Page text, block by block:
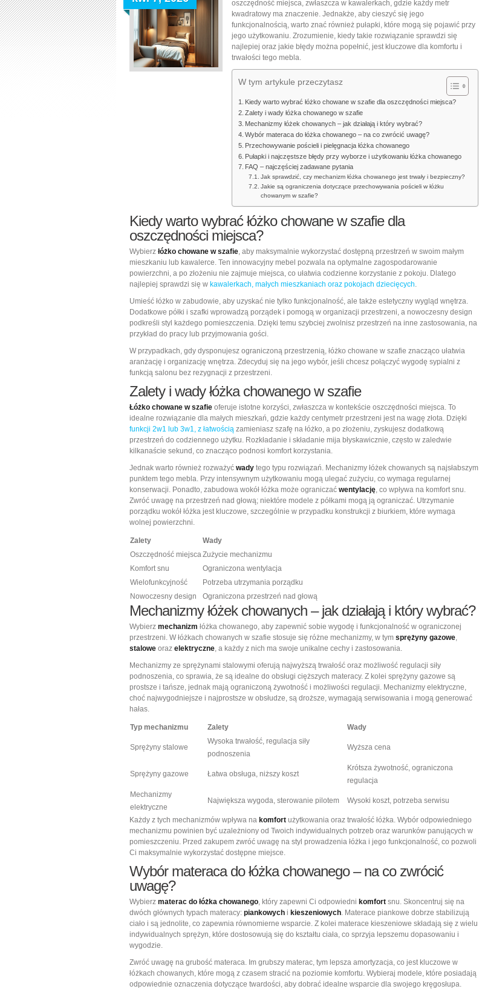
–
kiedy
warto
na
miejsca
jakie
pułapki
warto
oszczędność miejsca, zwłaszcza w kawalerkach, gdzie każdy metr
kwadratowy ma znaczenie. Jednakże, aby cieszyć się jego
funkcjonalnością, warto znać również pułapki, które mogą się pojawić przy
jego użytkowaniu. Zrozumienie, kiedy takie rozwiązanie sprawdzi się
najlepiej oraz jakie błędy można popełnić, jest kluczowe dla komfortu i
trwałości tego mebla.
W tym artykule przeczytasz
Kiedy warto wybrać łóżko chowane w szafie dla oszczędności miejsca?
Zalety i wady łóżka chowanego w szafie
Mechanizmy łóżek chowanych – jak działają i który wybrać?
Wybór materaca do łóżka chowanego – na co zwrócić uwagę?
Przechowywanie pościeli i pielęgnacja łóżka chowanego
Pułapki i najczęstsze błędy przy wyborze i użytkowaniu łóżka chowanego
FAQ – najczęściej zadawane pytania
Jak sprawdzić, czy mechanizm łóżka chowanego jest trwały i bezpieczny?
Jakie są ograniczenia dotyczące przechowywania pościeli w łóżku
chowanym w szafie?
Kiedy warto wybrać łóżko chowane w szafie dla
oszczędności miejsca?
Wybierz łóżko chowane w szafie, aby maksymalnie wykorzystać dostępną przestrzeń w swoim małym
mieszkaniu lub kawalerce. Ten innowacyjny mebel pozwala na optymalne zagospodarowanie
powierzchni, a po złożeniu nie zajmuje miejsca, co ułatwia codzienne korzystanie z pokoju. Dlatego
najlepiej sprawdzi się w kawalerkach, małych mieszkaniach oraz pokojach dziecięcych.
Umieść łóżko w zabudowie, aby uzyskać nie tylko funkcjonalność, ale także estetyczny wygląd wnętrza.
Dodatkowe półki i szafki wprowadzą porządek i pomogą w organizacji przestrzeni, a nowoczesny design
podkreśli styl każdego pomieszczenia. Dzięki temu szybciej zwolnisz przestrzeń na inne zastosowania, na
przykład do pracy lub przyjmowania gości.
W przypadkach, gdy dysponujesz ograniczoną przestrzenią, łóżko chowane w szafie znacząco ułatwia
aranżację i organizację wnętrza. Zdecyduj się na jego wybór, jeśli chcesz połączyć wygodę sypialni z
funkcją salonu bez rezygnacji z przestrzeni.
Zalety i wady łóżka chowanego w szafie
Łóżko chowane w szafie oferuje istotne korzyści, zwłaszcza w kontekście oszczędności miejsca. To
idealne rozwiązanie dla małych mieszkań, gdzie każdy centymetr przestrzeni jest na wagę złota. Dzięki
funkcji 2w1 lub 3w1, z łatwością zamieniasz szafę na łóżko, a po złożeniu, zyskujesz dodatkową
przestrzeń do codziennego użytku. Rozkładanie i składanie mija błyskawicznie, często w zaledwie
kilkanaście sekund, co znacząco podnosi komfort korzystania.
Jednak warto również rozważyć wady tego typu rozwiązań. Mechanizmy łóżek chowanych są najsłabszym
punktem tego mebla. Przy intensywnym użytkowaniu mogą ulegać zużyciu, co wymaga regularnej
konserwacji. Ponadto, zabudowa wokół łóżka może ograniczać wentylację, co wpływa na komfort snu.
Zwróć uwagę na przestrzeń nad głową; niektóre modele z półkami mogą ją ograniczać. Utrzymanie
porządku wokół łóżka jest kluczowe, szczególnie w przypadku konstrukcji z biurkiem, które wymaga
wolnej powierzchni.
Zalety
Wady
Oszczędność miejscaZużycie mechanizmu
Komfort snu
Ograniczona wentylacja
Wielofunkcyjność
Potrzeba utrzymania porządku
Nowoczesny design
Ograniczona przestrzeń nad głową
Mechanizmy łóżek chowanych – jak działają i który wybrać?
Wybierz mechanizm łóżka chowanego, aby zapewnić sobie wygodę i funkcjonalność w ograniczonej
przestrzeni. W łóżkach chowanych w szafie stosuje się różne mechanizmy, w tym sprężyny gazowe,
stalowe oraz elektryczne, a każdy z nich ma swoje unikalne cechy i zastosowania.
Mechanizmy ze sprężynami stalowymi oferują najwyższą trwałość oraz możliwość regulacji siły
podnoszenia, co sprawia, że są idealne do obsługi cięższych materacy. Z kolei sprężyny gazowe są
prostsze i tańsze, jednak mają ograniczoną żywotność i możliwości regulacji. Mechanizmy elektryczne,
choć najwygodniejsze i najprostsze w obsłudze, są droższe, wymagają serwisowania i mogą generować
hałas.
Typ mechanizmu Zalety Wady
Sprężyny stalowe
Wysoka trwałość, regulacja siły
podnoszenia
Wyższa cena
Sprężyny gazowe Łatwa obsługa, niższy koszt
Krótsza żywotność, ograniczona
regulacja
Mechanizmy
elektryczne
Największa wygoda, sterowanie pilotem Wysoki koszt, potrzeba serwisu
Każdy z tych mechanizmów wpływa na komfort użytkowania oraz trwałość łóżka. Wybór odpowiedniego
mechanizmu powinien być uzależniony od Twoich indywidualnych potrzeb oraz warunków panujących w
pomieszczeniu. Przed zakupem zwróć uwagę na styl prowadzenia łóżka i jego funkcjonalność, co pozwoli
Ci maksymalnie wykorzystać dostępne miejsce.
Wybór materaca do łóżka chowanego – na co zwrócić
uwagę?
Wybierz materac do łóżka chowanego, który zapewni Ci odpowiedni komfort snu. Skoncentruj się na
dwóch głównych typach materacy: piankowych i kieszeniowych. Materace piankowe dobrze stabilizują
ciało i są jednolite, co zapewnia równomierne wsparcie. Z kolei materace kieszeniowe składają się z wielu
indywidualnych sprężyn, które dostosowują się do kształtu ciała, co sprzyja lepszemu dopasowaniu i
wygodzie.
Zwróć uwagę na grubość materaca. Im grubszy materac, tym lepsza amortyzacja, co jest kluczowe w
łóżkach chowanych, które mogą z czasem stracić na poziomie komfortu. Wybieraj modele, które posiadają
odpowiednie oznaczenia dotyczące twardości, aby dobrać idealne wsparcie dla swojego kręgosłupa.